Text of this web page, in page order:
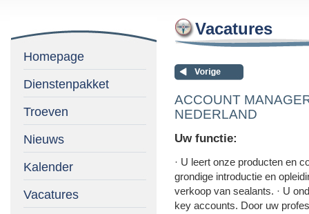
Homepage
Dienstenpakket
Troeven
Nieuws
Kalender
Vacatures
Vacatures
ACCOUNT
NEDERLAND
Uw functie:
· U leert onze producten en
grondige introductie en
verkoop van sealants. · U
key accounts. Door uw